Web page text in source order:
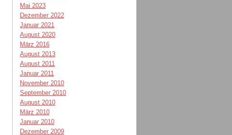
Mai 2023
Dezember 2022
Januar 2021
August 2020
März 2016
August 2013
August 2011
Januar 2011
November 2010
September 2010
August 2010
März 2010
Januar 2010
Dezember 2009